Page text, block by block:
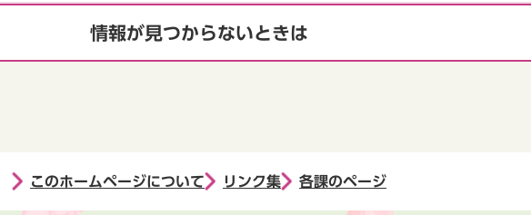
情報が見つからないときは
このホームページについて リンク集 各課のページ